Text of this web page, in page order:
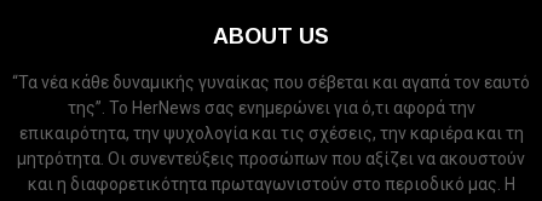
ABOUT US
“Τα νέα κάθε δυναμικής γυναίκας που σέβεται και αγαπά τον εαυτό
της”. Το HerNews σας ενημερώνει για ό,τι αφορά την
επικαιρότητα, την ψυχολογία και τις σχέσεις, την καριέρα και τη
μητρότητα. Οι συνεντεύξεις προσώπων που αξίζει να ακουστούν
και η διαφορετικότητα πρωταγωνιστούν στο περιοδικό μας. Η